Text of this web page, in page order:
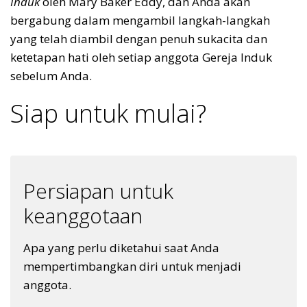
bergabung dalam mengambil langkah-langkah
yang telah diambil dengan penuh sukacita dan
ketetapan hati oleh setiap anggota Gereja Induk
sebelum Anda.
Siap untuk mulai?
Persiapan untuk
keanggotaan
Apa yang perlu diketahui saat Anda
mempertimbangkan diri untuk menjadi
anggota.